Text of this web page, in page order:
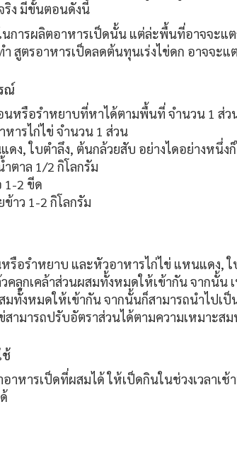
ริง มีขั้นตอนดังนี้
การผลิตอาหารเป็ดนั้น แต่ล่ะพื้นที่อาจจะแ
ำ สูตรอาหารเป็ดลดต้นทุนเร่งไข่ดก อาจจะแ
ณ์
นหรือรำหยาบที่หาได้ตามพื้นที่ จำนวน 1 ส่ว
หารไก่ไข่ จำนวน 1 ส่วน
ดง, ใบตำลึง, ต้นกล้วยสับ อย่างไดอย่างหนึ่ง
ำตาล 1/2 กิโลกรัม
1-2 ขีด
ข้าว 1-2 กิโลกรัม
อรำหยาบ และหัวอาหารไก่ไข่ แหนแดง, ใ
คลุกเคล้าส่วนผสมทั้งหมดให้เข้ากัน จากนั้น
มทั้งหมดให้เข้ากัน จากนั้นก็สามารถนำไปเ
สามารถปรับอัตราส่วนได้ตามความเหมาะส
ช้
าหารเป็ดที่ผสมได้ ให้เป็ดกินในช่วงเวลาเ